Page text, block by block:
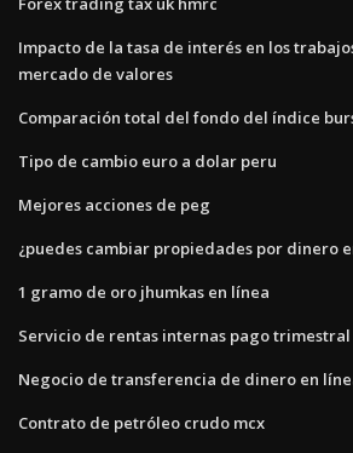
Impacto de la tasa de interés en los
mercado de valores
Comparación total del fondo del índice
Tipo de cambio euro a dolar peru
Mejores acciones de peg
¿puedes cambiar propiedades por dinero
1 gramo de oro jhumkas en línea
Servicio de rentas internas pago
Negocio de transferencia de dinero en
Contrato de petróleo crudo mcx